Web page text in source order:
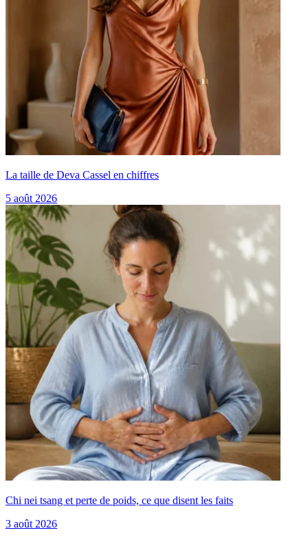
La taille de Deva Cassel en chiffres
5 août 2026
Chi nei tsang et perte de poids, ce que disent les faits
3 août 2026